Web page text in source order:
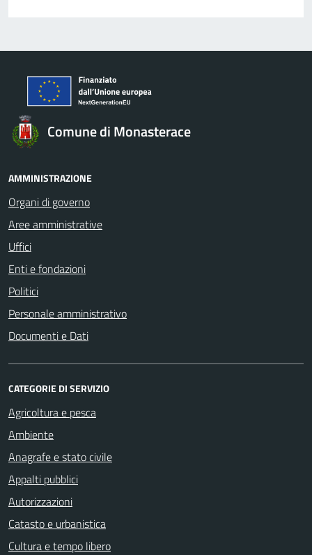
Comune di Monasterace
AMMINISTRAZIONE
Organi di governo
Aree amministrative
Uffici
Enti e fondazioni
Politici
Personale amministrativo
Documenti e Dati
CATEGORIE DI SERVIZIO
Agricoltura e pesca
Ambiente
Anagrafe e stato civile
Appalti pubblici
Autorizzazioni
Catasto e urbanistica
Cultura e tempo libero